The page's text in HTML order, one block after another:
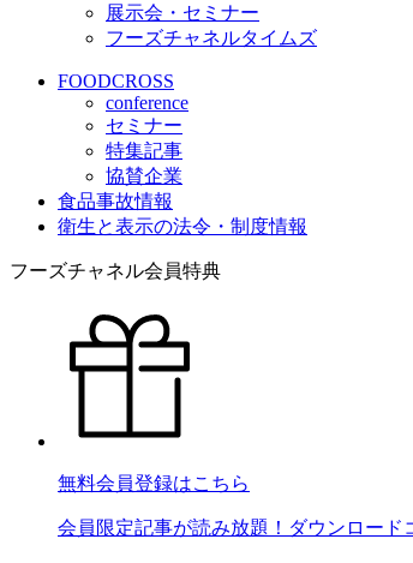
展示会・セミナー
フーズチャネルタイムズ
FOODCROSS
conference
セミナー
特集記事
協賛企業
食品事故情報
衛生と表示の法令・制度情報
フーズチャネル会員特典
無料会員登録はこちら
会員限定記事が読み放題！ダウンロード